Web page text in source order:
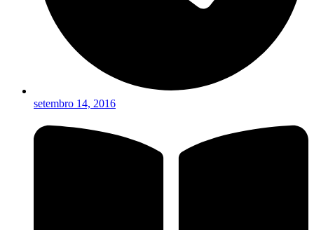
setembro 14, 2016